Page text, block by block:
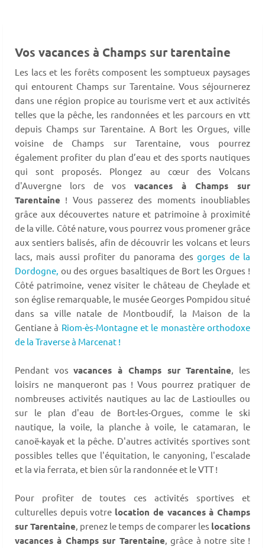
Vos vacances à Champs sur tarentaine
Les lacs et les forêts composent les somptueux paysages
qui entourent Champs sur Tarentaine. Vous séjournerez
dans une région propice au tourisme vert et aux activités
telles que la pêche, les randonnées et les parcours en vtt
depuis Champs sur Tarentaine. A Bort les Orgues, ville
voisine de Champs sur Tarentaine, vous pourrez
également profiter du plan d’eau et des sports nautiques
qui sont proposés. Plongez au cœur des Volcans
d'Auvergne lors de vos vacances à Champs sur
Tarentaine ! Vous passerez des moments inoubliables
grâce aux découvertes nature et patrimoine à proximité
de la ville. Côté nature, vous pourrez vous promener grâce
aux sentiers balisés, afin de découvrir les volcans et leurs
lacs, mais aussi profiter du panorama desgorges de la
Dordogne, ou des orgues basaltiques de Bort les Orgues !
Côté patrimoine, venez visiter le château de Cheylade et
son église remarquable, le musée Georges Pompidou situé
dans sa ville natale de Montboudif, la Maison de la
Gentiane à Riom-ès-Montagne et le monastère orthodoxe
de la Traverse à Marcenat !
Pendant vosvacances à Champs sur Tarentaine, les
loisirs ne manqueront pas ! Vous pourrez pratiquer de
nombreuses activités nautiques au lac de Lastioulles ou
sur le plan d'eau de Bort-les-Orgues, comme le ski
nautique, la voile, la planche à voile, le catamaran, le
canoë-kayak et la pêche. D'autres activités sportives sont
possibles telles que l'équitation, le canyoning, l'escalade
et la via ferrata, et bien sûr la randonnée et le VTT !
Pour profiter de toutes ces activités sportives et
culturelles depuis votre location de vacances à Champs
sur Tarentaine, prenez le temps de comparer les locations
vacances à Champs sur Tarentaine, grâce à notre site !